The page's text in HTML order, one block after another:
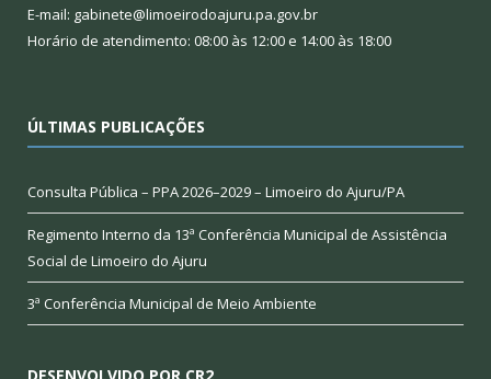
E-mail: gabinete@limoeirodoajuru.pa.gov.br
Horário de atendimento: 08:00 às 12:00 e 14:00 às 18:00
ÚLTIMAS PUBLICAÇÕES
Consulta Pública – PPA 2026–2029 – Limoeiro do Ajuru/PA
Regimento Interno da 13ª Conferência Municipal de Assistência
Social de Limoeiro do Ajuru
3ª Conferência Municipal de Meio Ambiente